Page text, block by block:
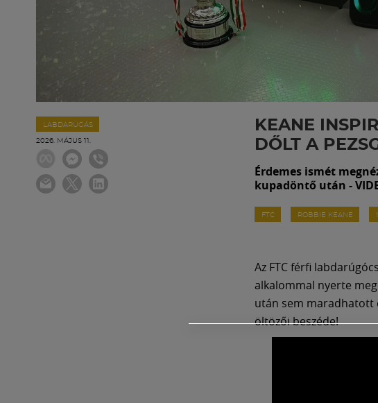
LABDARÚGÁS
2026. MÁJUS 11.
KEANE
DŐLT A
Érdemes ismét
kupadöntő után -
FTC ROBBIE KEANE
Az FTC férfi
alkalommal nyerte
után sem maradhatott
öltözői beszéde!